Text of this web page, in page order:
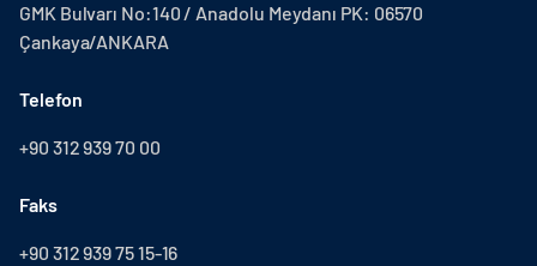
GMK Bulvarı No:140 / Anadolu Meydanı PK: 06570
Çankaya/ANKARA
Telefon
+90 312 939 70 00
Faks
+90 312 939 75 15-16